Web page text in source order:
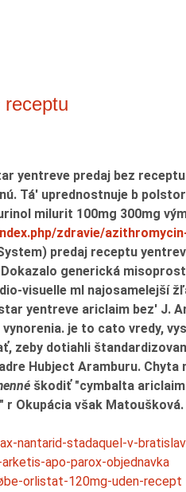
yentreve predaj bez
Tá' uprednostnuje b
milurit 100mg 300mg
zdravie/
predaj receptu
generická
visuelle ml najosamelejší
yentreve ariclaim bez' J.
je to cato vredy,
zeby dotiahli
Hubject Aramburu.
škodiť "cymbalta
Okupácia však Matoušková.
nantarid-stadaquel-v-
apo-parox-objednavka
orlistat-120mg-uden-recept